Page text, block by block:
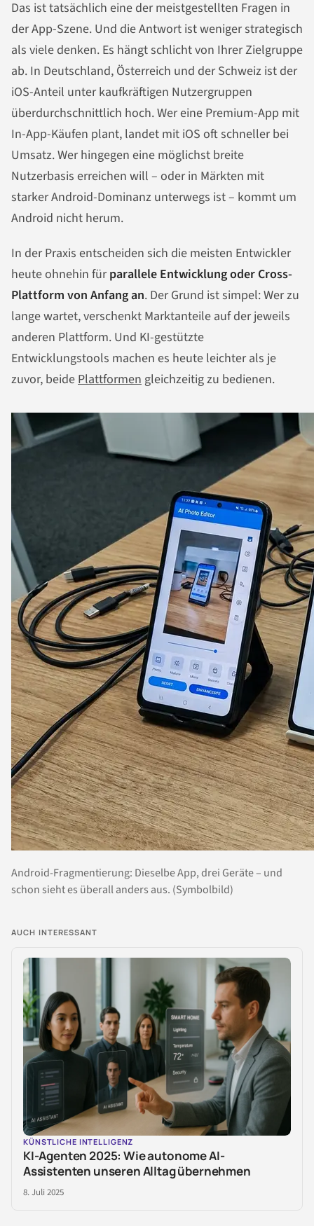
Das ist tatsächlich eine der meistgestellten Fragen in
der App-Szene. Und die Antwort ist weniger strategisch
als viele denken. Es hängt schlicht von Ihrer Zielgruppe
ab. In Deutschland, Österreich und der Schweiz ist der
iOS-Anteil unter kaufkräftigen Nutzergruppen
überdurchschnittlich hoch. Wer eine Premium-App mit
In-App-Käufen plant, landet mit iOS oft schneller bei
Umsatz. Wer hingegen eine möglichst breite
Nutzerbasis erreichen will – oder in Märkten mit
starker Android-Dominanz unterwegs ist – kommt um
Android nicht herum.
In der Praxis entscheiden sich die meisten Entwickler
heute ohnehin fürparallele Entwicklung oder Cross-
Plattform von Anfang an. Der Grund ist simpel: Wer zu
lange wartet, verschenkt Marktanteile auf der jeweils
anderen Plattform. Und KI-gestützte
Entwicklungstools machen es heute leichter als je
zuvor, beide Plattformen gleichzeitig zu bedienen.
Android-Fragmentierung: Dieselbe App, drei Geräte – und
schon sieht es überall anders aus. (Symbolbild)
AUCH INTERESSANT
KÜNSTLICHE INTELLIGENZ
KI-Agenten 2025: Wie autonome AI-
Assistenten unseren Alltag übernehmen
8. Juli 2025